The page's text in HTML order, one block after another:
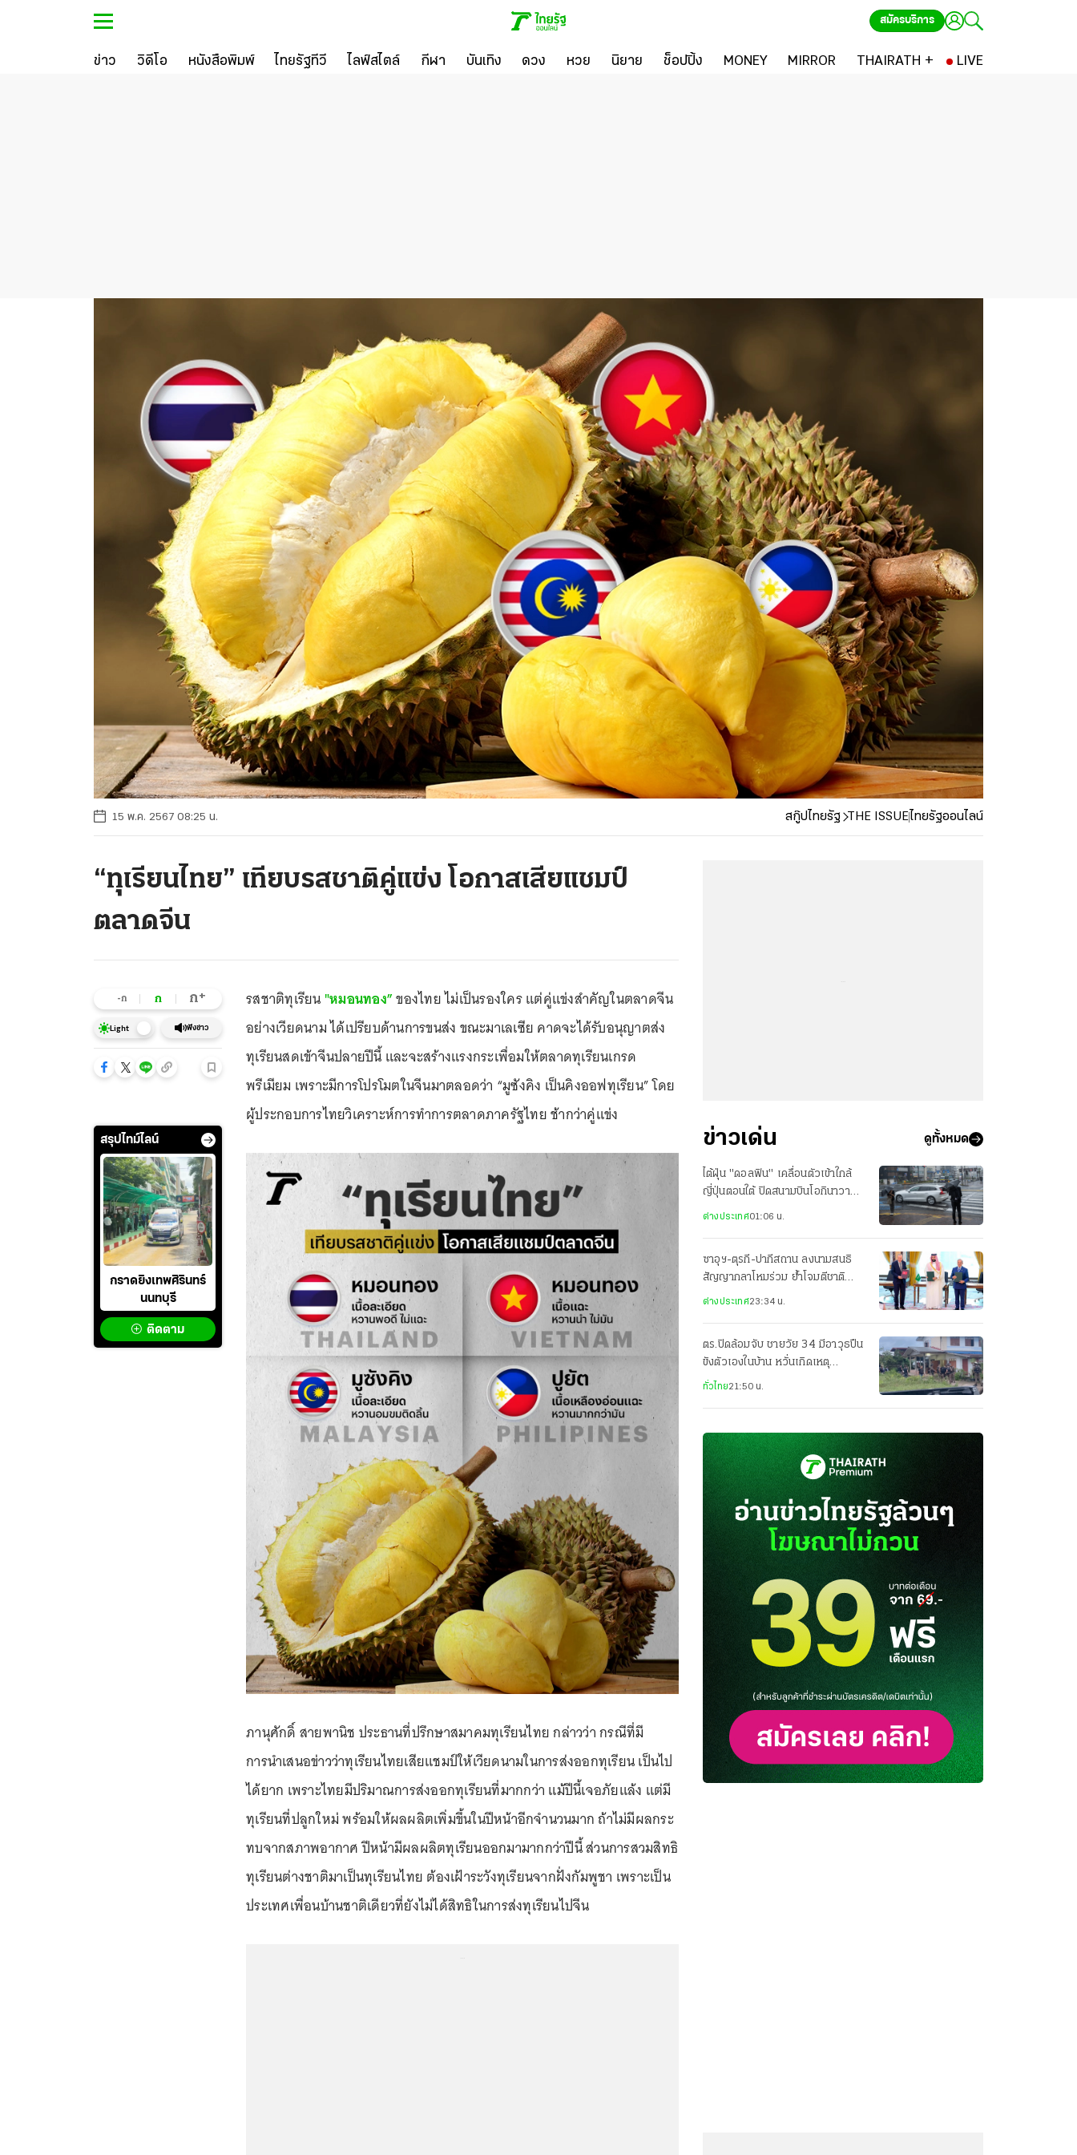
สมัครบริการ
ข่าว วิดีโอ หนังสือพิมพ์ ไทยรัฐทีวี ไลฟ์สไตล์ กีฬา บันเทิง ดวง หวย นิยาย ช็อปปิ้ง MONEY MIRROR THAIRATH + LIVE
15 พ.ค. 2567 08:25 น. สกู๊ปไทยรัฐ THE ISSUEไทยรัฐออนไลน์
“ทุเรียนไทย” เทียบรสชาติคู่แข่ง โอกาสเสียแชมป์
ตลาดจีน
-ก ก ก+
Light ฟังข่าว
สรุปไทม์ไลน์
กราดยิงเทพศิรินทร์
นนทบุรี
ติดตาม
รสชาติทุเรียน "หมอนทอง”ของไทย ไม่เป็นรองใคร แต่คู่แข่งสำคัญในตลาดจีน
อย่างเวียดนาม ได้เปรียบด้านการขนส่ง ขณะมาเลเซีย คาดจะได้รับอนุญาตส่ง
ทุเรียนสดเข้าจีนปลายปีนี้ และจะสร้างแรงกระเพื่อมให้ตลาดทุเรียนเกรด
พรีเมียม เพราะมีการโปรโมตในจีนมาตลอดว่า “มูซังคิง เป็นคิงออฟทุเรียน” โดย
ผู้ประกอบการไทยวิเคราะห์การทำการตลาดภาครัฐไทย ช้ากว่าคู่แข่ง
ภานุศักดิ์ สายพานิช ประธานที่ปรึกษาสมาคมทุเรียนไทย กล่าวว่า กรณีที่มี
การนำเสนอข่าวว่าทุเรียนไทยเสียแชมป์ให้เวียดนามในการส่งออกทุเรียน เป็นไป
ได้ยาก เพราะไทยมีปริมาณการส่งออกทุเรียนที่มากกว่า แม้ปีนี้เจอภัยแล้ง แต่มี
ทุเรียนที่ปลูกใหม่ พร้อมให้ผลผลิตเพิ่มขึ้นในปีหน้าอีกจำนวนมาก ถ้าไม่มีผลกระ
ทบจากสภาพอากาศ ปีหน้ามีผลผลิตทุเรียนออกมามากกว่าปีนี้ ส่วนการสวมสิทธิ
ทุเรียนต่างชาติมาเป็นทุเรียนไทย ต้องเฝ้าระวังทุเรียนจากฝั่งกัมพูชา เพราะเป็น
ประเทศเพื่อนบ้านชาติเดียวที่ยังไม่ได้สิทธิในการส่งทุเรียนไปจีน
ข่าวเด่น ดูทั้งหมด
ไต้ฝุ่น "ดอลฟิน" เคลื่อนตัวเข้าใกล้
ญี่ปุ่นตอนใต้ ปิดสนามบินโอกินาวา
อพยพประชาชน-เจ็บ 3 ราย
ต่างประเทศ01:06 น.
ซาอุฯ-ตุรกี-ปากีสถาน ลงนามสนธิ
สัญญากลาโหมร่วม ย้ำโจมตีชาติ
เดียวเท่ากับโจมตีทั้ง 3 ประเทศ
ต่างประเทศ23:34 น.
ตร.ปิดล้อมจับ ชายวัย 34 มีอาวุธปืน
ขังตัวเองในบ้าน หวั่นเกิดเหตุ
อันตราย
ทั่วไทย21:50 น.